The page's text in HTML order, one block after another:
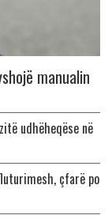
manualin
udhëheqëse në
çfarë po